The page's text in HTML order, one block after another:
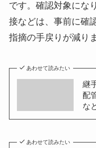
です。確認対象にな
接などは、事前に確
指摘の手戻りが減り
あわせて読みたい
継
配
な
あわせて読みたい